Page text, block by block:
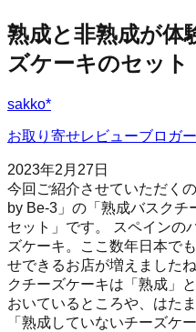
熟成と非熟成が体
ズケーキのセット
sakko*
お取り寄せレビューブロガー
2023年2月27日
今回ご紹介させていただく
by Be-3」の「熟成バスク
セット」です。 スペインの
ズケーキ。ここ数年日本で
せできるお店が増えました
クチーズケーキは「熟成」
おいているところや、はた
「熟成していないチーズケ